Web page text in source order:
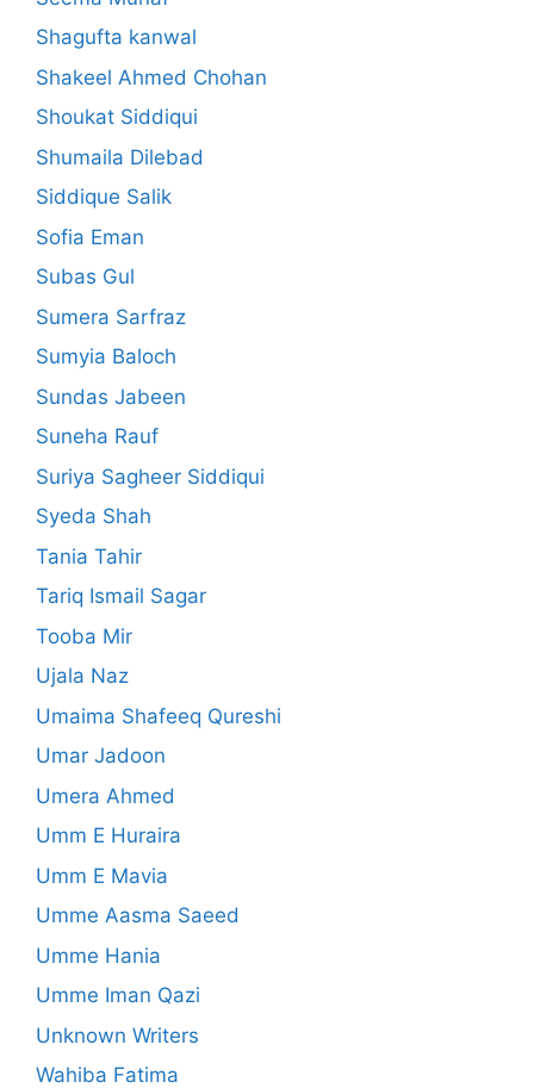
Shagufta kanwal
Shakeel Ahmed Chohan
Shoukat Siddiqui
Shumaila Dilebad
Siddique Salik
Sofia Eman
Subas Gul
Sumera Sarfraz
Sumyia Baloch
Sundas Jabeen
Suneha Rauf
Suriya Sagheer Siddiqui
Syeda Shah
Tania Tahir
Tariq Ismail Sagar
Tooba Mir
Ujala Naz
Umaima Shafeeq Qureshi
Umar Jadoon
Umera Ahmed
Umm E Huraira
Umm E Mavia
Umme Aasma Saeed
Umme Hania
Umme Iman Qazi
Unknown Writers
Wahiba Fatima